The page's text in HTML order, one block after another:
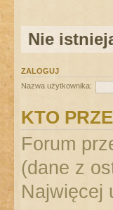
Nie
ZALOGUJ
Nazwa użytkownika:
KTO
Forum
(dane z
Najwięcej